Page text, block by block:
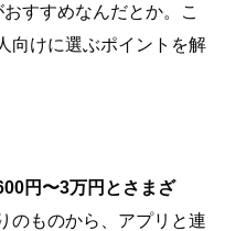
すすめなんだとか。こ
向けに選ぶポイントを解
円〜3万円とさまざ
のものから、アプリと連